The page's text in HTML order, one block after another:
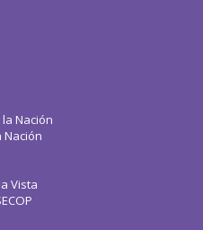
Nación
Nación
Vista